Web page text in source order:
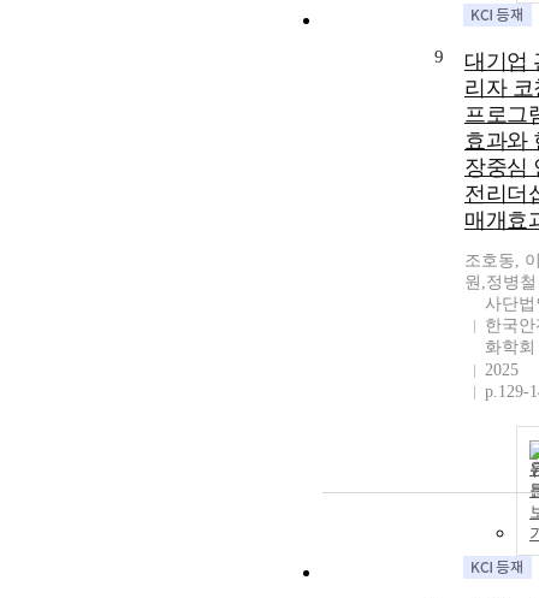
9
대기업
리자 코
프로그
효과와
장중심
전리더
매개효
조호동,
원,정병철
사단법
한국
화학회
2025
p.129-